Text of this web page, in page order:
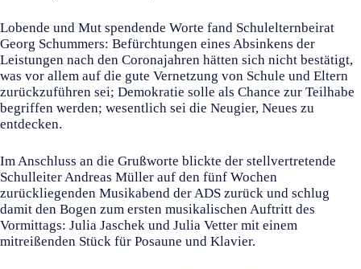
Lobende und Mut spendende Worte fand Schulelternbeirat
Georg Schummers: Befürchtungen eines Absinkens der
Leistungen nach den Coronajahren hätten sich nicht bestätigt,
was vor allem auf die gute Vernetzung von Schule und Eltern
zurückzuführen sei; Demokratie solle als Chance zur Teilhabe
begriffen werden; wesentlich sei die Neugier, Neues zu
entdecken.
Im Anschluss an die Grußworte blickte der stellvertretende
Schulleiter Andreas Müller auf den fünf Wochen
zurückliegenden Musikabend der ADS zurück und schlug
damit den Bogen zum ersten musikalischen Auftritt des
Vormittags: Julia Jaschek und Julia Vetter mit einem
mitreißenden Stück für Posaune und Klavier.